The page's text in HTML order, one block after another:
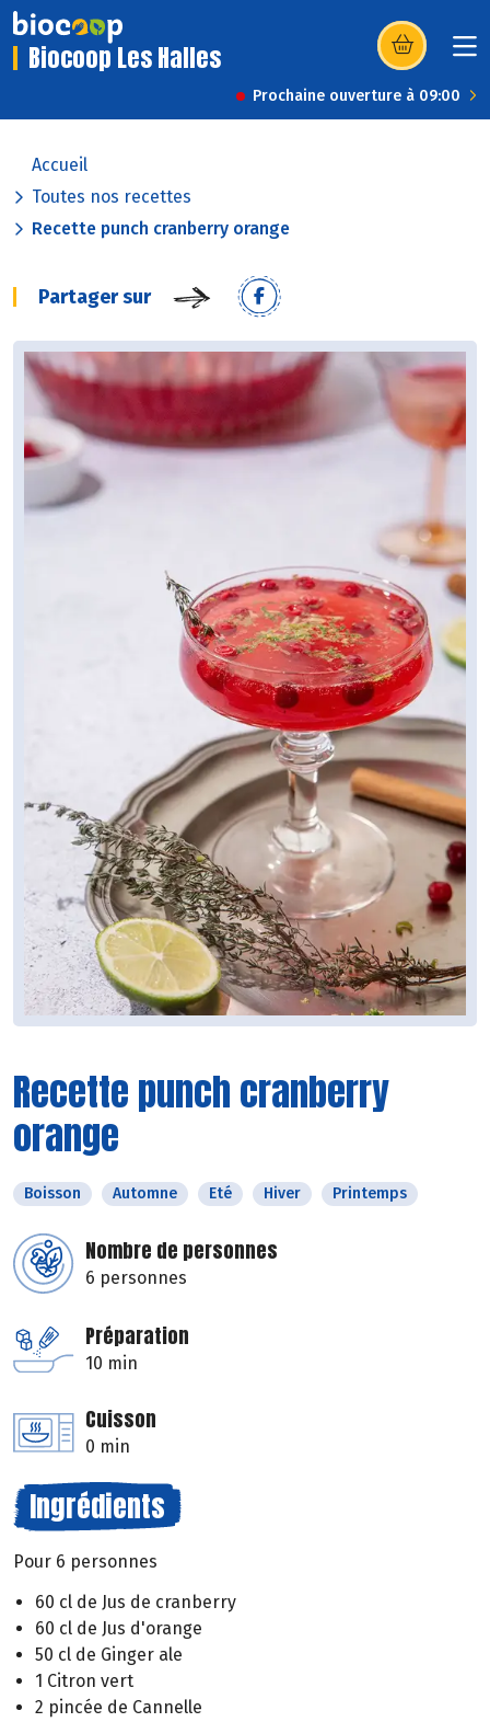
Biocoop Les Halles (s’ouvre dans
Prochaine ouverture à 09:00
Accueil
Toutes nos recettes
Recette punch cranberry orange
Partager sur
Recette punch cranberry
orange
Boisson Automne Eté Hiver Printemps
Nombre de personnes
6 personnes
Préparation
10 min
Cuisson
0 min
Ingrédients
Pour 6 personnes
60 cl de Jus de cranberry
60 cl de Jus d'orange
50 cl de Ginger ale
1 Citron vert
2 pincée de Cannelle